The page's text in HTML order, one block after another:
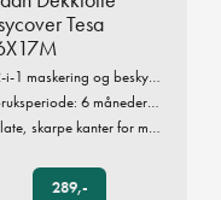
Tesa
i-1 maskering og beskyttelse
6 måneder inne og 8 uker ute
skarpe kanter for maling og lakk
289,-